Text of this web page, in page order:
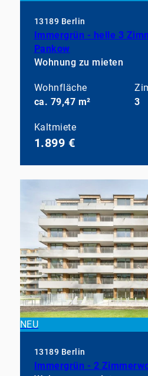
13189 Berlin
Immergrün - helle 3
Pankow
Wohnung zu mieten
Wohnfläche
ca. 79,47 m²
3
Kaltmiete
1.899 €
NEU
13189 Berlin